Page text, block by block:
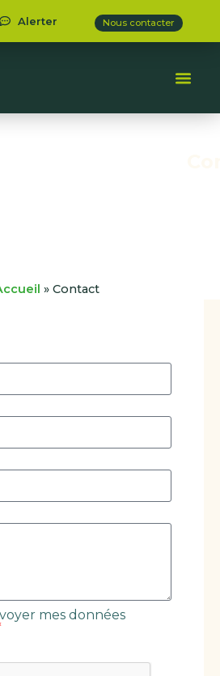
Alerter Nous contacter
» Contact
mes données